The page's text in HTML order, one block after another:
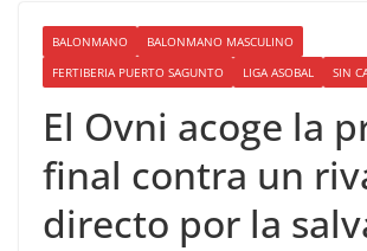
BALONMANO
BALONMANO MASCULINO
FERTIBERIA PUERTO SAGUNTO
LIGA ASOBAL SIN
El Ovni acoge la
final contra un
directo por la